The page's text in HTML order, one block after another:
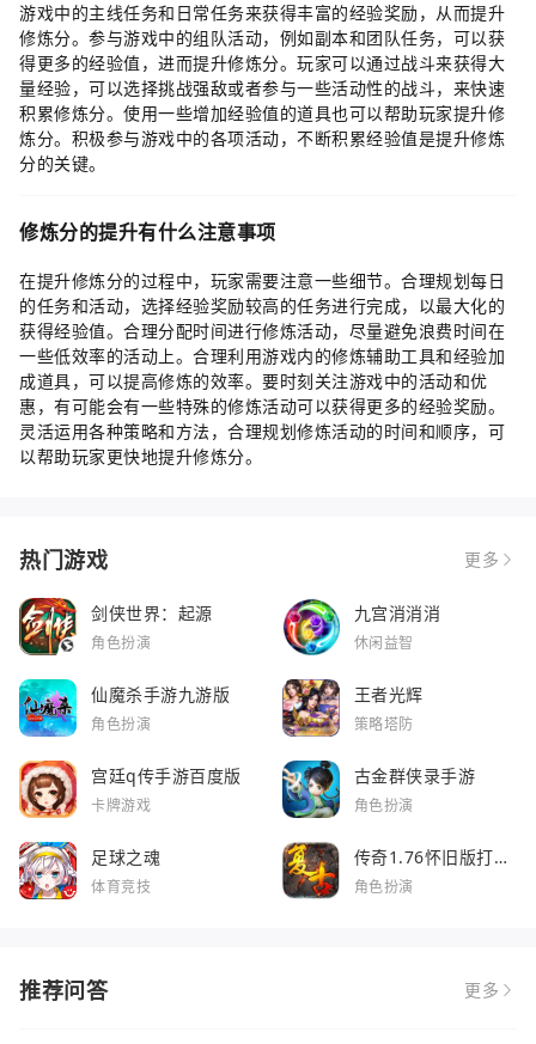
游戏中的主线任务和日常任务来获得丰富的经验奖励，从而提升
修炼分。参与游戏中的组队活动，例如副本和团队任务，可以获
得更多的经验值，进而提升修炼分。玩家可以通过战斗来获得大
量经验，可以选择挑战强敌或者参与一些活动性的战斗，来快速
积累修炼分。使用一些增加经验值的道具也可以帮助玩家提升修
炼分。积极参与游戏中的各项活动，不断积累经验值是提升修炼
分的关键。
修炼分的提升有什么注意事项
在提升修炼分的过程中，玩家需要注意一些细节。合理规划每日
的任务和活动，选择经验奖励较高的任务进行完成，以最大化的
获得经验值。合理分配时间进行修炼活动，尽量避免浪费时间在
一些低效率的活动上。合理利用游戏内的修炼辅助工具和经验加
成道具，可以提高修炼的效率。要时刻关注游戏中的活动和优
惠，有可能会有一些特殊的修炼活动可以获得更多的经验奖励。
灵活运用各种策略和方法，合理规划修炼活动的时间和顺序，可
以帮助玩家更快地提升修炼分。
热门游戏 更多
剑侠世界：起源
角色扮演
九宫消消消
休闲益智
仙魔杀手游九游版
角色扮演
王者光辉
策略塔防
宫廷q传手游百度版
卡牌游戏
古金群侠录手游
角色扮演
足球之魂
体育竞技
传奇1.76怀旧版打金
服
角色扮演
推荐问答 更多